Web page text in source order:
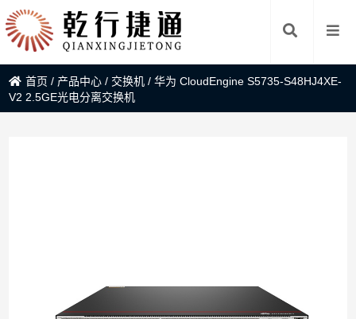
首页 / 产品中心 / 交换机 /华为 CloudEngine S5735-S48HJ4XE-
V2 2.5GE光电分离交换机